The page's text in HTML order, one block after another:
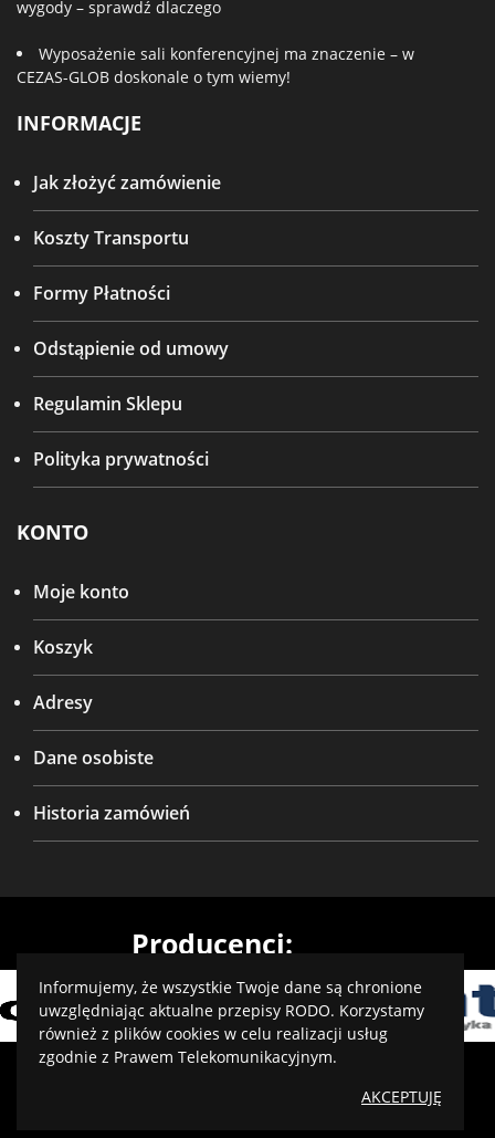
wygody – sprawdź dlaczego
Wyposażenie sali konferencyjnej ma znaczenie – w
CEZAS-GLOB doskonale o tym wiemy!
INFORMACJE
Jak złożyć zamówienie
Koszty Transportu
Formy Płatności
Odstąpienie od umowy
Regulamin Sklepu
Polityka prywatności
KONTO
Moje konto
Koszyk
Adresy
Dane osobiste
Historia zamówień
Producenci:
Informujemy, że wszystkie Twoje dane są chronione
uwzględniając aktualne przepisy RODO. Korzystamy
również z plików cookies w celu realizacji usług
zgodnie z Prawem Telekomunikacyjnym.
AKCEPTUJĘ